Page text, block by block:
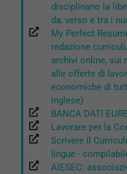
disciplinano la
da, verso e tra i
My Perfect
redazione
archivi online, sui
alle offerte di
economiche di
inglese)
BANCA DATI
Lavorare per la
Scrivere il
lingue -
AIESEC: